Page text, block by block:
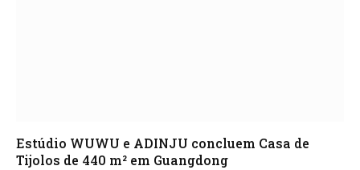
Estúdio WUWU e ADINJU concluem Casa de
Tijolos de 440 m² em Guangdong